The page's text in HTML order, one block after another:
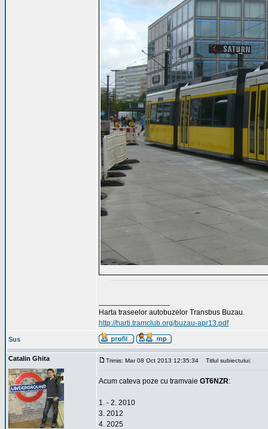
Harta traseelor autobuzelor Transbus Buzau.
http://harti.tramclub.org/buzau-apr13.pdf
Sus
Catalin Ghita Trimis: Mar 08 Oct 2013 12:35:34 Titlul subiectului:
Acum cateva poze cu tramvaie GT6NZR:
1. - 2. 2010
3. 2012
4. 2025